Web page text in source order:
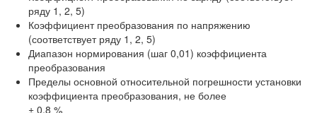
ряду 1, 2, 5)
Коэффициент преобразования по напряжению
(соответствует ряду 1, 2, 5)
Диапазон нормирования (шаг 0,01) коэффициента
преобразования
Пределы основной относительной погрешности установки
коэффициента преобразования, не более
± 0,8 %